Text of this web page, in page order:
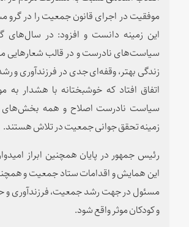
موفقیت در اجرای قانون جمعیت را در گرو
این زمینه دانست و افزود: در سال‌های
سیاست‌های نادرست و در قالب شعارهایی
‌زندگی بهتر، وقفه‌ای جدی در فرزندآوری و
اتفاق افتاد که خوشبختانه با هشدار به
سیاست نادرست اصلاح و همه بخش‌های
زمینه تحقق جوانی جمعیت در تلاش هستند.
رئیس جمهور در پایان همچنین ابراز
این همایش و اقدامات ستاد جمعیت و
مسئول در جهت رشد جمعیت، فرزندآوری و
و کودکان موثر واقع شود.